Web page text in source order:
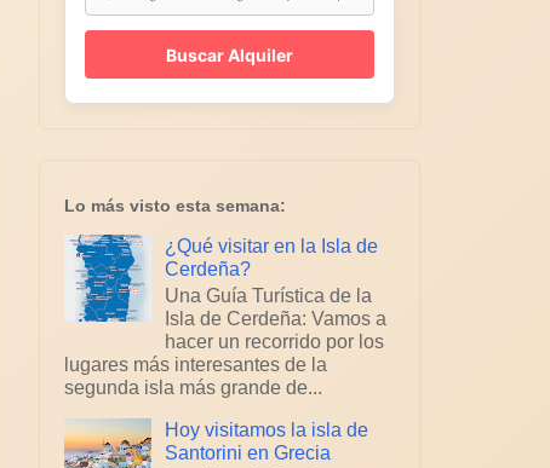
Buscar Alquiler
Lo más visto esta semana:
¿Qué visitar en la Isla de
Cerdeña?
Una Guía Turística de la
Isla de Cerdeña: Vamos a
hacer un recorrido por los
lugares más interesantes de la
segunda isla más grande de...
Hoy visitamos la isla de
Santorini en Grecia